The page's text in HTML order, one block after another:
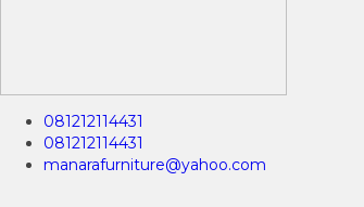
081212114431
081212114431
manarafurniture@yahoo.com